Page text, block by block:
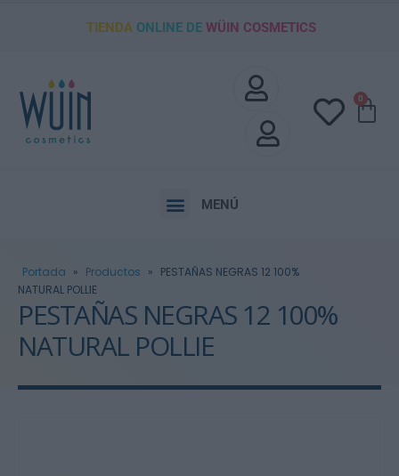
TIENDAONLINE DE WÜIN COSMETICS
0
MENÚ
Portada » Productos » PESTAÑAS NEGRAS 12 100%
NATURAL POLLIE
PESTAÑAS NEGRAS 12 100%
NATURAL POLLIE